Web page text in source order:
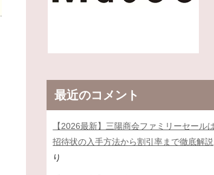
最近のコメント
【2026最新】三陽商会ファミリーセール
招待状の入手方法から割引率まで徹底解説
り